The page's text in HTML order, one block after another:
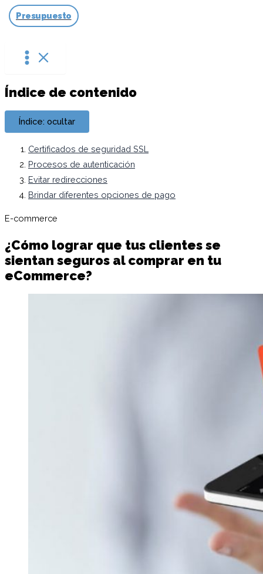
Presupuesto
Índice de contenido
Índice: ocultar
Certificados de seguridad SSL
Procesos de autenticación
Evitar redirecciones
Brindar diferentes opciones de pago
E-commerce
¿Cómo lograr que tus clientes se
sientan seguros al comprar en tu
eCommerce?